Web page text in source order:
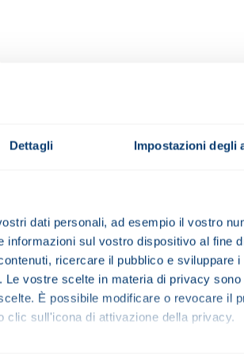
Dettagli Impostazioni degli
dati personali, ad esempio il vostro
sul vostro dispositivo al fine
ricercare il pubblico e sviluppare
vostre scelte in materia di privacy
È possibile modificare o revocare il
clic sull'icona di attivazione della privacy.
TYPE